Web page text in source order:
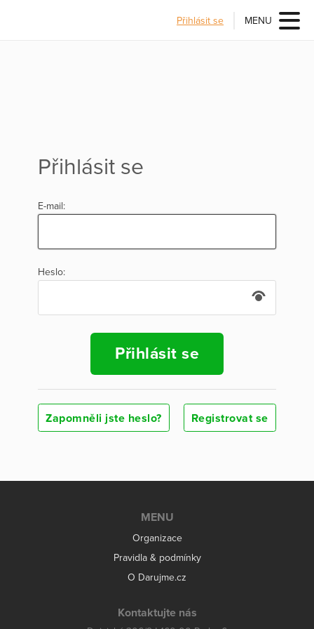
Přihlásit se MENU
Přihlásit se
E-mail:
Heslo:
Přihlásit se
Zapomněli jste heslo? Registrovat se
MENU
Organizace
Pravidla & podmínky
O Darujme.cz
Kontaktujte nás